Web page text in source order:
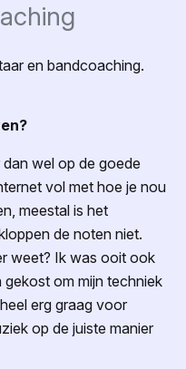
en bandcoaching.
wel op de goede
vol met hoe je nou
meestal is het
de noten niet.
weet? Ik was ooit ook
gekost om mijn techniek
erg graag voor
op de juiste manier